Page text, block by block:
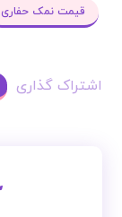
قیمت نمک حفاری